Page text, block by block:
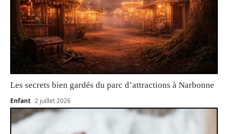
Les secrets bien gardés du parc d’attractions à Narbonne
Enfant 2 juillet 2026